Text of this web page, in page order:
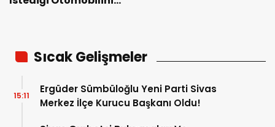
Sıcak Gelişmeler
Ergüder Sümbüloğlu Yeni Parti Sivas
Merkez İlçe Kurucu Başkanı Oldu!
15:11